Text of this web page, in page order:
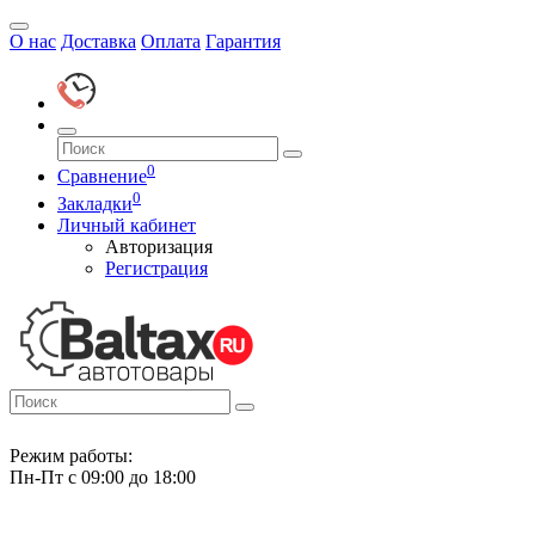
О нас Доставка Оплата Гарантия
Сравнение0
Закладки0
Личный кабинет
Авторизация
Регистрация
Режим работы:
Пн-Пт с 09:00 до 18:00